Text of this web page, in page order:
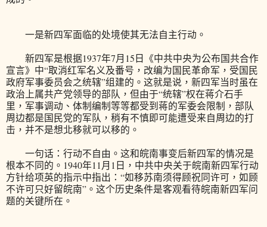
一是新四军面临的处境使其无法自主行动。
新四军是根据1937年7月15日《中共中央为公布国共合作
宣言》中“取消红军名义及番号，改编为国民革命军，受国民
政府军事委员会之统辖”组建的。这就是说，新四军当时虽在
政治上属共产党领导的部队，但由于“统辖”权在蒋介石手
里，军事调动、体制编制等等都受到蒋的军委会限制，部队
周边都是国民党的军队，稍有不慎即可能遭受来自周边的打
击，并不是想北移就可以移的。
一句话：行动不自由。这和皖南事变后新四军的情况是
根本不同的。1940年11月1日，中共中央关于皖南新四军行动
方针给项英的指示中指出：“如移苏南须得顾祝同许可，如顾
不许可只好留皖南”。这个历史条件是客观看待皖南新四军问
题的关键所在。